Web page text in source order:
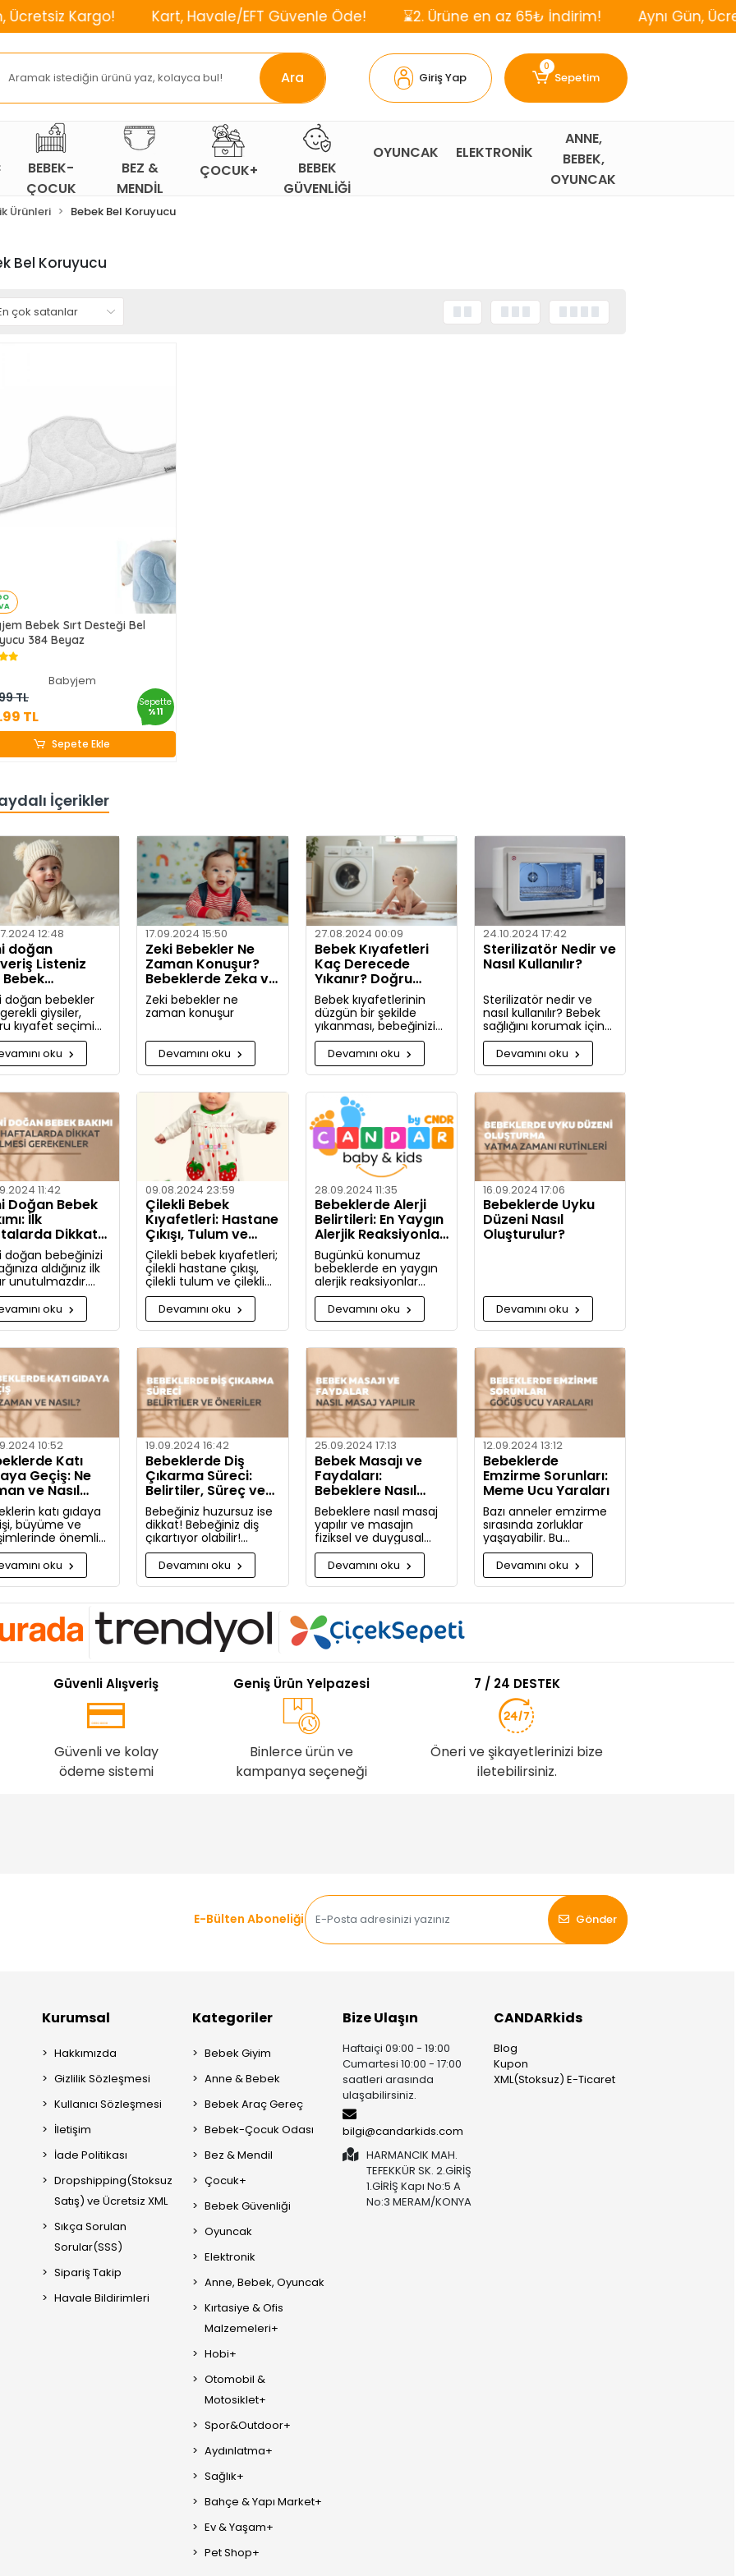
Kargo! Kart, Havale/EFT Güvenle Öde! ⌛2. Ürüne en az 65₺ İndirim! Aynı Gün, Ücretsiz
Ara Giriş Yap
0
Sepetim
BEBEK-
ÇOCUK
ODASI
BEZ &
MENDİL
ÇOCUK+
BEBEK
GÜVENLİĞİ
OYUNCAK ELEKTRONİK
ANNE,
BEBEK,
OYUNCAK
Ürünleri Bebek Bel Koruyucu
Bel Koruyucu
Bebek Sırt Desteği Bel
384 Beyaz
Babyjem
TL
TL
Sepette
%11
Sepete Ekle
İçerikler
12:48
doğan
Listeniz
Bebek
Nelerdir?
doğan bebekler
giysiler,
kıyafet seçimi
zamanı
kapsamlı
ve tavsiyeler.
oku
17.09.2024 15:50
Zeki Bebekler Ne
Zaman Konuşur?
Bebeklerde Zeka ve
Dil Gelişimi
Zeki bebekler ne
zaman konuşur
Devamını oku
27.08.2024 00:09
Bebek Kıyafetleri
Kaç Derecede
Yıkanır? Doğru
Yöntemler
Bebek kıyafetlerinin
düzgün bir şekilde
yıkanması, bebeğinizin
hassas cildini korumak
için oldukça önemlidir.
Bu rehberde, bebek
giysilerinizi nasıl ve
hangi koşullarda
yıkamanız gerektiği
hakkında detaylı bilgiler
bulacaksınız.
Devamını oku
24.10.2024 17:42
Sterilizatör Nedir ve
Nasıl Kullanılır?
Sterilizatör nedir ve
nasıl kullanılır? Bebek
sağlığını korumak için
hijyenin önemini
keşfedin. Buharlı ve UV
sterilizatörlerle
mikroplara karşı tam
koruma!
Devamını oku
11:42
Doğan Bebek
İlk
Dikkat
Gerekenler
doğan bebeğinizi
aldığınız ilk
unutulmazdır.
doğan bebek
dikkat
gerekenler:
oku
09.08.2024 23:59
Çilekli Bebek
Kıyafetleri: Hastane
Çıkışı, Tulum ve
Takım Seçenekleri
Çilekli bebek kıyafetleri;
çilekli hastane çıkışı,
çilekli tulum ve çilekli
takım gibi seçeneklerle
bebeğinize tatlılık
katıyor. Kız ve erkek
bebekler için özel
tasarlanmış, organik
pamuktan üretilmiş şık
ve rahat kıyafetleri
keşfedin.
Devamını oku
28.09.2024 11:35
Bebeklerde Alerji
Belirtileri: En Yaygın
Alerjik Reaksiyonlar
ve Önlemleri
Bugünkü konumuz
bebeklerde en yaygın
alerjik reaksiyonlar
nelerdir ve alerjiye karşı
nasıl önlem alınabilir?
Artık alerjiye karşı daha
bilgili olacaksınız!
Devamını oku
16.09.2024 17:06
Bebeklerde Uyku
Düzeni Nasıl
Oluşturulur?
Devamını oku
10:52
Katı
Geçiş: Ne
ve Nasıl
katı gıdaya
büyüme ve
önemli
Bu
bilmeniz
detaylıca
oku
19.09.2024 16:42
Bebeklerde Diş
Çıkarma Süreci:
Belirtiler, Süreç ve
Rahatlatıcı Öneriler
Bebeğiniz huzursuz ise
dikkat! Bebeğiniz diş
çıkartıyor olabilir!
Bugün bebeğinizin diş
çıkarma belirtilerini ve
sizi rahatlatacak
önerileri paylaşıyoruz.
Devamını oku
25.09.2024 17:13
Bebek Masajı ve
Faydaları:
Bebeklere Nasıl
Masaj Yapılır
Bebeklere nasıl masaj
yapılır ve masajın
fiziksel ve duygusal
faydaları nelerdir?
Neden bugüne kadar
masaj yapmadığınıza
pişman olacaksınız!
Devamını oku
12.09.2024 13:12
Bebeklerde
Emzirme Sorunları:
Meme Ucu Yaraları
Bazı anneler emzirme
sırasında zorluklar
yaşayabilir. Bu
zorlukların başında
meme ucu yaraları ve
emzirme sırasında
hissedilen acı gelir.
Devamını oku
Güvenli Alışveriş
Güvenli ve kolay
ödeme sistemi
Geniş Ürün Yelpazesi
Binlerce ürün ve
kampanya seçeneği
7 / 24 DESTEK
Öneri ve şikayetlerinizi bize
iletebilirsiniz.
E-Bülten Aboneliği
Gönder
Kurumsal
Hakkımızda
Gizlilik Sözleşmesi
Kullanıcı Sözleşmesi
İletişim
İade Politikası
Dropshipping(Stoksuz
Satış) ve Ücretsiz XML
Sıkça Sorulan
Sorular(SSS)
Sipariş Takip
Havale Bildirimleri
Kategoriler
Bebek Giyim
Anne & Bebek
Bebek Araç Gereç
Bebek-Çocuk Odası
Bez & Mendil
Çocuk+
Bebek Güvenliği
Oyuncak
Elektronik
Anne, Bebek, Oyuncak
Kırtasiye & Ofis
Malzemeleri+
Hobi+
Otomobil &
Motosiklet+
Spor&Outdoor+
Aydınlatma+
Sağlık+
Bahçe & Yapı Market+
Ev & Yaşam+
Pet Shop+
Bize Ulaşın
Haftaiçi 09:00 - 19:00
Cumartesi 10:00 - 17:00
saatleri arasında
ulaşabilirsiniz.
bilgi@candarkids.com
HARMANCIK MAH.
TEFEKKÜR SK. 2.GİRİŞ
1.GİRİŞ Kapı No:5 A
No:3 MERAM/KONYA
CANDARkids
Blog
Kupon
XML(Stoksuz) E-Ticaret